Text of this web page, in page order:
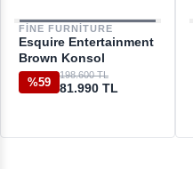
FINE FURNITURE
Esquire Entertainment
Brown Konsol
%59
198.600 TL
81.990 TL